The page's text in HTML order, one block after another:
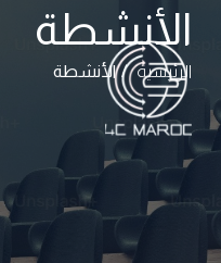
الأنشطة
الرئيسية الأنشطة